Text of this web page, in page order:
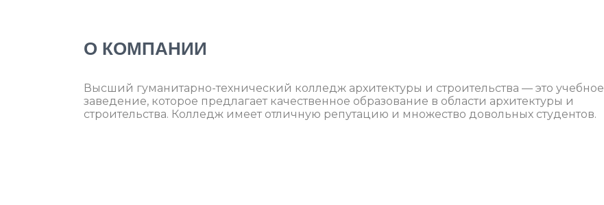
О КОМПАНИИ
Высший гуманитарно-технический колледж архитектуры и строительства — это учебное
заведение, которое предлагает качественное образование в области архитектуры и
строительства. Колледж имеет отличную репутацию и множество довольных студентов.